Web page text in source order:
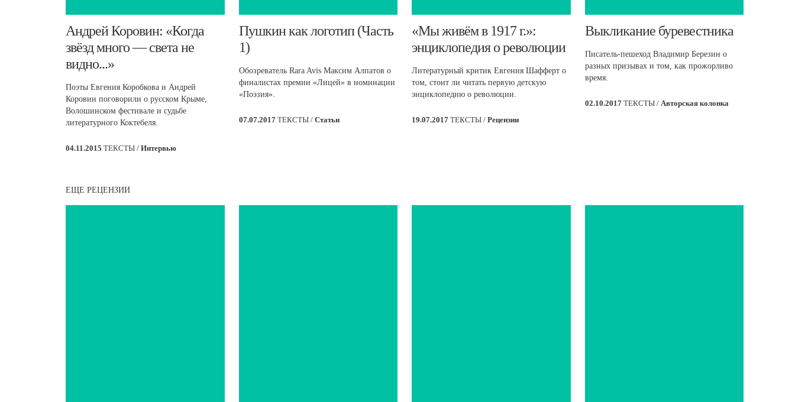
​Андрей Коровин: «Когда
звёзд много — света не
видно...»
Поэты Евгения Коробкова и Андрей
Коровин поговорили о русском Крыме,
Волошинском фестивале и судьбе
литературного Коктебеля.
04.11.2015 ТЕКСТЫ / Интервью
Пушкин как логотип (Часть
1)
Обозреватель Rara Avis Максим Алпатов о
финалистах премии «Лицей» в номинации
«Поэзия».
07.07.2017 ТЕКСТЫ / Статьи
​«Мы живём в 1917 г.»:
энциклопедия о революции
Литературный критик Евгения Шафферт о
том, стоит ли читать первую детскую
энциклопедию о революции.
19.07.2017 ТЕКСТЫ / Рецензии
​Выкликание буревестника
Писатель-пешеход Владимир Березин о
разных призывах и том, как прожорливо
время.
02.10.2017 ТЕКСТЫ / Авторская колонка
ЕЩЕ РЕЦЕНЗИИ